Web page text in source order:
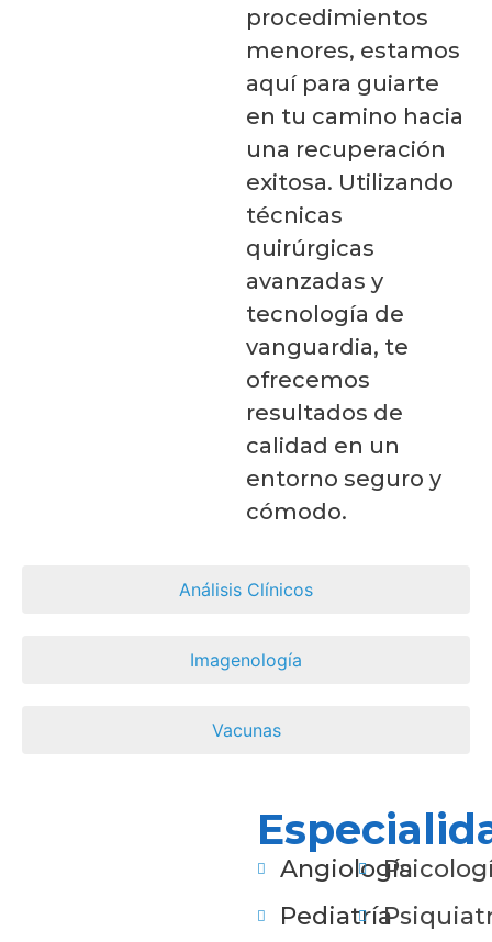
Análisis Clínicos
Imagenología
Vacunas
procedimientos
menores, estamos
aquí para guiarte
en tu camino hacia
una recuperación
exitosa. Utilizando
técnicas
quirúrgicas
avanzadas y
tecnología de
vanguardia, te
ofrecemos
resultados de
calidad en un
entorno seguro y
cómodo.
Angiología
Pediatría